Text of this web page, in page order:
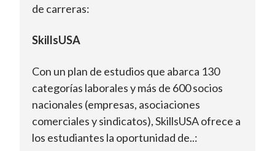
de carreras:
SkillsUSA
Con un plan de estudios que abarca 130
categorías laborales y más de 600 socios
nacionales (empresas, asociaciones
comerciales y sindicatos), SkillsUSA ofrece a
los estudiantes la oportunidad de..: